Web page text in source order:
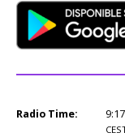
Radio Time: 9:17